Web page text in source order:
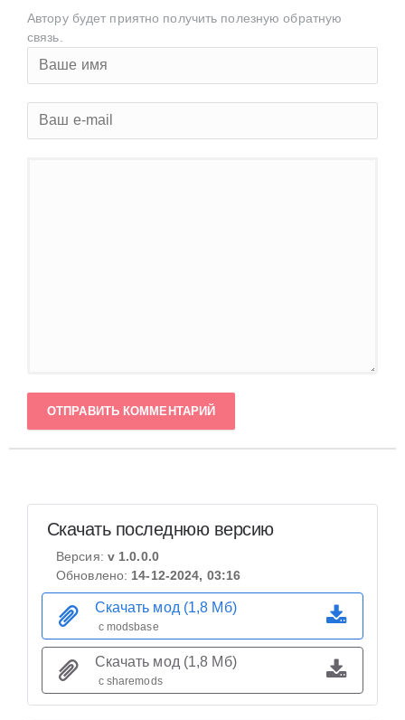
Автору будет приятно получить полезную обратную
связь.
ОТПРАВИТЬ КОММЕНТАРИЙ
Скачать последнюю версию
Версия: v 1.0.0.0
Обновлено: 14-12-2024, 03:16
Скачать мод (1,8 Мб)
с modsbase
Скачать мод (1,8 Мб)
с sharemods